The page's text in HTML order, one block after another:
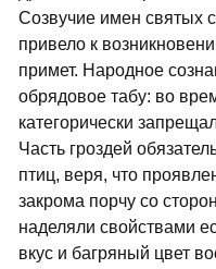
Созвучие имен святых
привело к
примет. Народное
обрядовое табу: во
категорически
Часть гроздей
птиц, веря, что
закрома порчу со
наделяли свойствами
вкус и багряный цвет